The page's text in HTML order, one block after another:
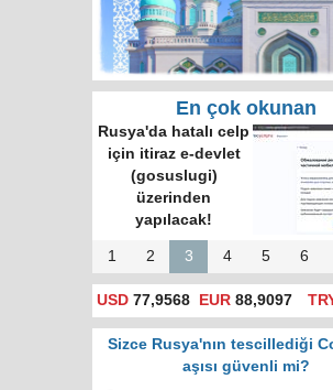
En çok okunan
Rusya'da hatalı celp
için itiraz e-devlet
(gosuslugi)
üzerinden
yapılacak!
1 2 3 4 5 6
USD 77,9568 EUR 88,9097
Sizce Rusya'nın tescillediği
aşısı güvenli mi?